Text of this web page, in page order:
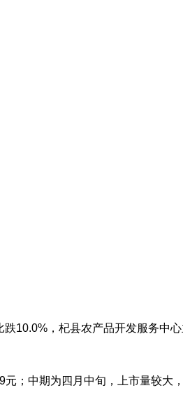
10.0%，杞县农产品开发服务中心
；中期为四月中旬，上市量较大